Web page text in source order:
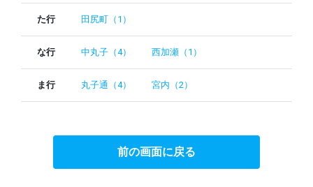
た行 田尻町（1）
な行 中丸子（4） 西加瀬（1）
ま行 丸子通（4） 宮内（2）
前の画面に戻る